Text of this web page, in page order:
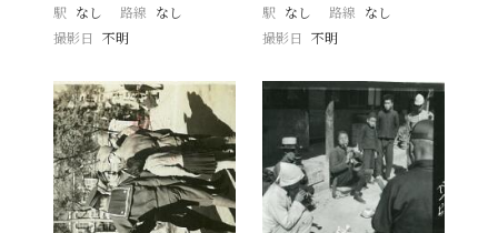
駅 なし 路線 なし
撮影日
不明
駅 なし 路線 なし
撮影日 不明